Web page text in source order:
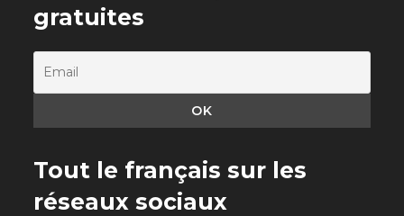
gratuites
Tout le français sur les
réseaux sociaux